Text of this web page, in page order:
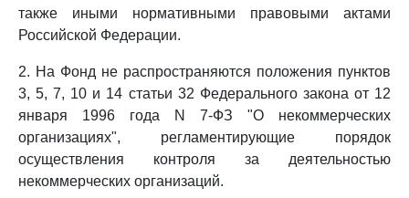
также иными нормативными правовыми актами
Российской Федерации.
2. На Фонд не распространяются положения пунктов
3, 5, 7, 10 и 14 статьи 32 Федерального закона от 12
января 1996 года N 7-ФЗ "О некоммерческих
организациях", регламентирующие порядок
осуществления контроля за деятельностью
некоммерческих организаций.